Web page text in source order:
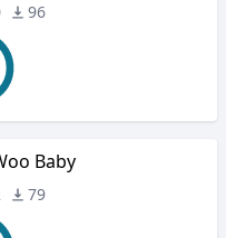
96
Baby
79